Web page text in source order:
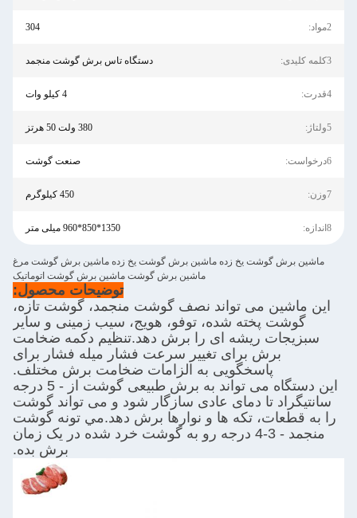
2مواد: 304
3کلمه کلیدی: دستگاه تاس برش گوشت منجمد
4قدرت: 4 کیلو وات
5ولتاژ: 380 ولت 50 هرتز
6درخواست: صنعت گوشت
7وزن: 450 کیلوگرم
8اندازه: 1350*850*960 میلی متر
ماشین برش گوشت یخ زده ماشین برش گوشت یخ زده ماشین برش گوشت مرغ
ماشین برش گوشت ماشین برش گوشت اتوماتیک
توضیحات محصول:
این ماشین می تواند نصف گوشت منجمد، گوشت تازه،
گوشت پخته شده، توفو، هویج، سیب زمینی و سایر
سبزیجات ریشه ای را برش دهد.تنظیم دکمه ضخامت
برش برای تغییر سرعت فشار میله فشار برای
پاسخگویی به الزامات ضخامت برش مختلف.
این دستگاه می تواند به برش طبیعی گوشت از - 5 درجه
سانتیگراد تا دمای عادی سازگار شود و می تواند گوشت
را به قطعات، تکه ها و نوارها برش دهد.مي تونه گوشت
منجمد - 3-4 درجه رو به گوشت خرد شده در يک زمان
برش بده.